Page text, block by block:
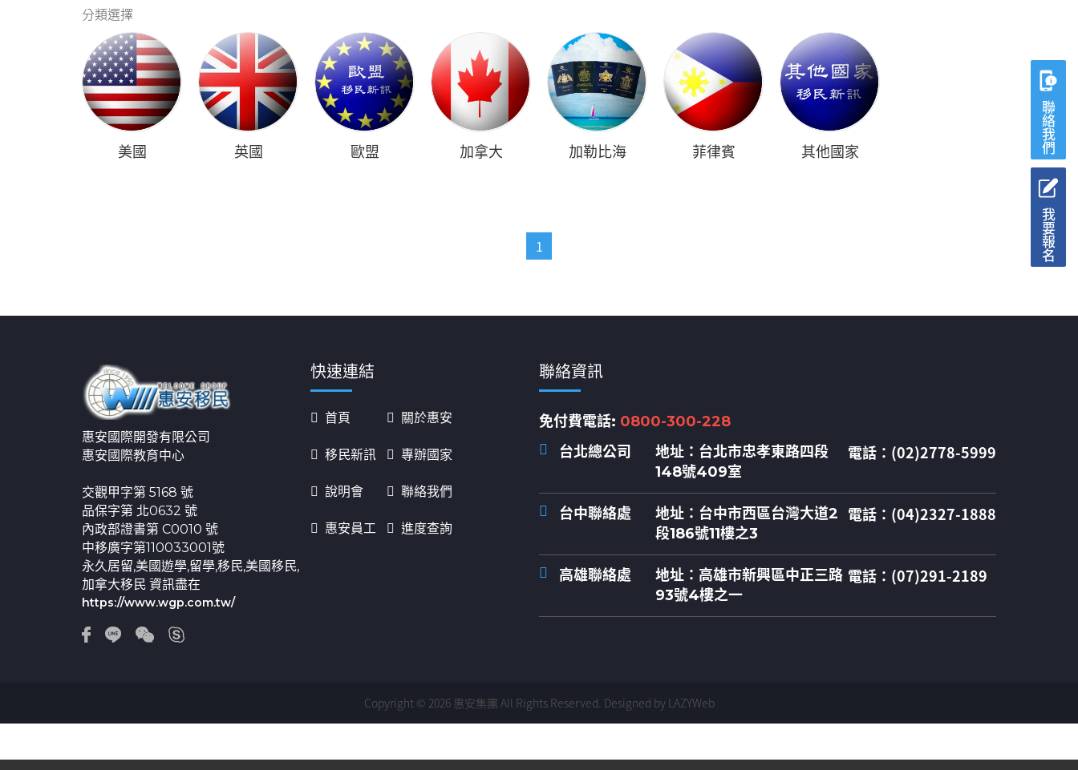
留
習近平下令「2027年前具奪台能力」時程已啟
動！已擁600枚核彈頭…還在繼續擴張
台灣面臨「3危機」 《經濟學人》：美國可能放
棄台灣
不只美國反移民！經濟學人《2025全球大趨
勢》：打擊移民行動即將展開
科技業高管綠卡等了7年…川普勝選恐掀人才出走
分類選擇
美國 英國 歐盟 加拿大 加勒比海 菲律賓 其他國家
1
聯絡我們
我要報名
惠安國際開發有限公司
惠安國際教育中心
交觀甲字第 5168 號
品保字第 北0632 號
內政部證書第 C0010 號
中移廣字第110033001號
永久居留,美國遊學,留學,移民,美國移民,
加拿大移民 資訊盡在
https://www.wgp.com.tw/
快速連結
首頁
移民新訊
說明會
惠安員工
關於惠安
專辦國家
聯絡我們
進度查詢
聯絡資訊
免付費電話: 0800-300-228
台北總公司
地址： 台北市忠孝東路四段
148號409室
電話：(02)2778-5999
台中聯絡處 地址： 台中市西區台灣大道2
段186號11樓之3
電話：(04)2327-1888
高雄聯絡處 地址： 高雄市新興區中正三路
93號4樓之一
電話：(07)291-2189
Copyright © 2026 惠安集團 All Rights Reserved. Designed by LAZYWeb